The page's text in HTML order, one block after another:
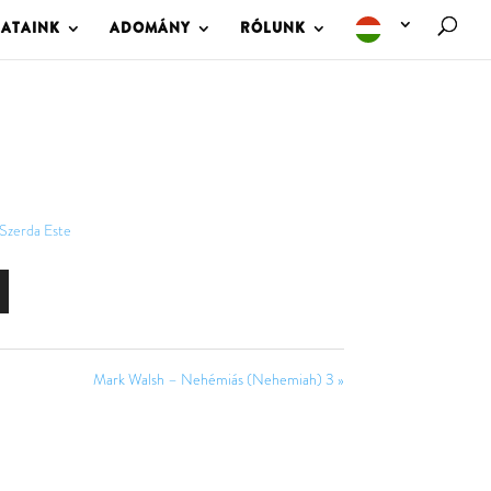
ADOMÁNY RÓLUNK
Szerda Este
Mark Walsh – Nehémiás (Nehemiah) 3 »